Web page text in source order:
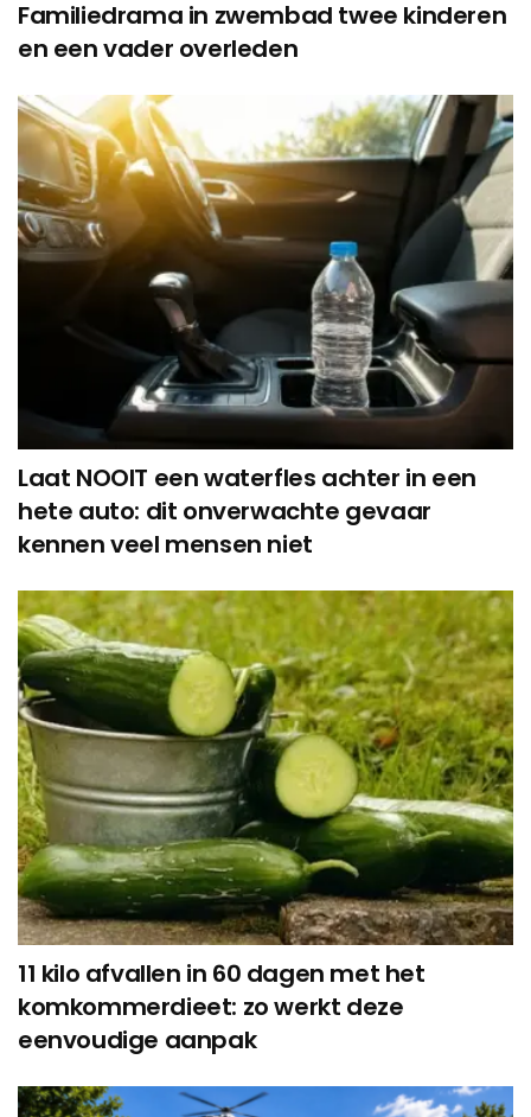
Familiedrama in zwembad twee kinderen
en een vader overleden
Laat NOOIT een waterfles achter in een
hete auto: dit onverwachte gevaar
kennen veel mensen niet
11 kilo afvallen in 60 dagen met het
komkommerdieet: zo werkt deze
eenvoudige aanpak